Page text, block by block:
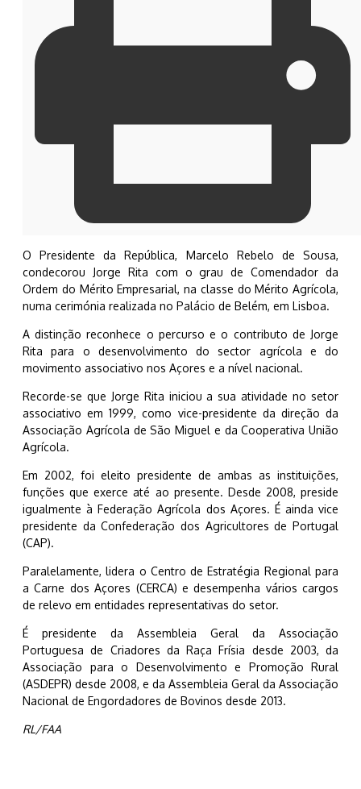
O Presidente da República, Marcelo Rebelo de Sousa,
condecorou Jorge Rita com o grau de Comendador da
Ordem do Mérito Empresarial, na classe do Mérito Agrícola,
numa cerimónia realizada no Palácio de Belém, em Lisboa.
A distinção reconhece o percurso e o contributo de Jorge
Rita para o desenvolvimento do sector agrícola e do
movimento associativo nos Açores e a nível nacional.
Recorde-se que Jorge Rita iniciou a sua atividade no setor
associativo em 1999, como vice-presidente da direção da
Associação Agrícola de São Miguel e da Cooperativa União
Agrícola.
Em 2002, foi eleito presidente de ambas as instituições,
funções que exerce até ao presente. Desde 2008, preside
igualmente à Federação Agrícola dos Açores. É ainda vice
presidente da Confederação dos Agricultores de Portugal
(CAP).
Paralelamente, lidera o Centro de Estratégia Regional para
a Carne dos Açores (CERCA) e desempenha vários cargos
de relevo em entidades representativas do setor.
É presidente da Assembleia Geral da Associação
Portuguesa de Criadores da Raça Frísia desde 2003, da
Associação para o Desenvolvimento e Promoção Rural
(ASDEPR) desde 2008, e da Assembleia Geral da Associação
Nacional de Engordadores de Bovinos desde 2013.
RL/FAA